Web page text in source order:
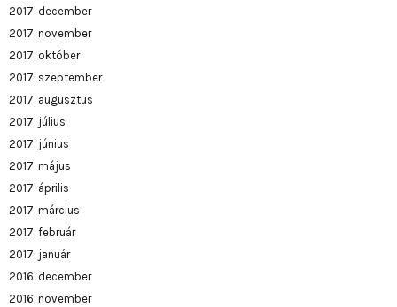
2017. december
2017. november
2017. október
2017. szeptember
2017. augusztus
2017. július
2017. június
2017. május
2017. április
2017. március
2017. február
2017. január
2016. december
2016. november